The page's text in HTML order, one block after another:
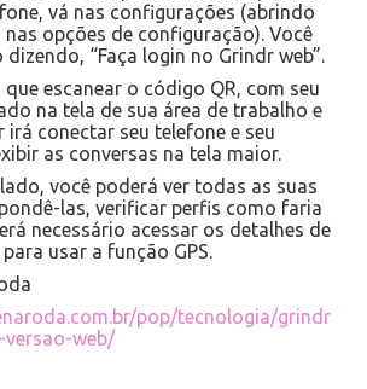
vá nas configurações (abrindo
nas opções de configuração). Você
“Faça login no Grindr web”.
escanear o código QR, com seu
na tela de sua área de trabalho e
conectar seu telefone e seu
as conversas na tela maior.
você poderá ver todas as suas
las, verificar perfis como faria
necessário acessar os detalhes de
usar a função GPS.
pop/tecnologia/grindr
versao-web/